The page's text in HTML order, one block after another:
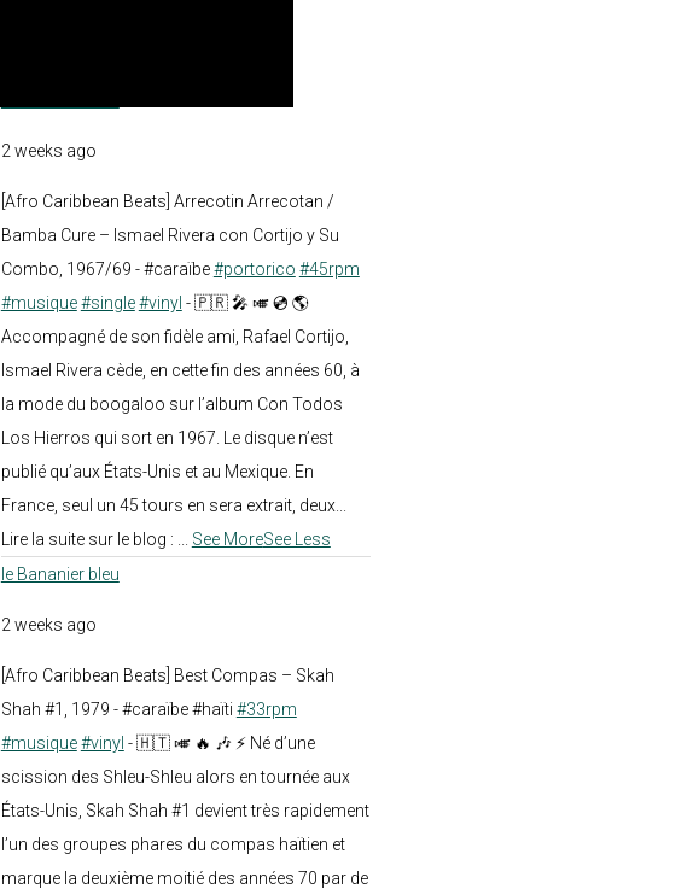
2 weeks ago
[Afro Caribbean Beats] Arrecotin Arrecotan /
Bamba Cure – Ismael Rivera con Cortijo y Su
Combo, 1967/69 - #caraïbe#portorico #45rpm
#musique #single #vinyl - 🇵🇷 🎤 🎺 💿 🌎
Accompagné de son fidèle ami, Rafael Cortijo,
Ismael Rivera cède, en cette fin des années 60, à
la mode du boogaloo sur l’album Con Todos
Los Hierros qui sort en 1967. Le disque n’est
publié qu’aux États-Unis et au Mexique. En
France, seul un 45 tours en sera extrait, deux...
Lire la suite sur le blog :
See MoreSee Less
le Bananier bleu
2 weeks ago
[Afro Caribbean Beats] Best Compas – Skah
Shah #1, 1979 - #caraïbe #haïti #33rpm
#musique #vinyl - 🇭🇹 🎺 🔥 🎶 ⚡ Né d’une
scission des Shleu-Shleu alors en tournée aux
États-Unis, Skah Shah #1 devient très rapidement
l’un des groupes phares du compas haïtien et
marque la deuxième moitié des années 70 par de